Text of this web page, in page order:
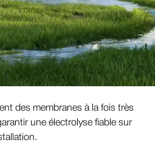
des membranes à la fois très
une électrolyse fiable sur